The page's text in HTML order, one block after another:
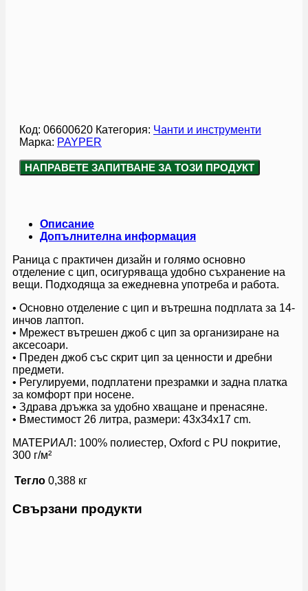
Код: 06600620 Категория: Чанти и инструменти
Марка: PAYPER
НАПРАВЕТЕ ЗАПИТВАНЕ ЗА ТОЗИ ПРОДУКТ
Описание
Допълнителна информация
Раница с практичен дизайн и голямо основно
отделение с цип, осигуряваща удобно съхранение на
вещи. Подходяща за ежедневна употреба и работа.
• Основно отделение с цип и вътрешна подплата за 14-
инчов лаптоп.
• Мрежест вътрешен джоб с цип за организиране на
аксесоари.
• Преден джоб със скрит цип за ценности и дребни
предмети.
• Регулируеми, подплатени презрамки и задна платка
за комфорт при носене.
• Здрава дръжка за удобно хващане и пренасяне.
• Вместимост 26 литра, размери: 43x34x17 cm.
МАТЕРИАЛ: 100% полиестер, Oxford с PU покритие,
300 г/м²
Тегло 0,388 кг
Свързани продукти